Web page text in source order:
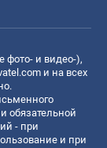
фото- и видео-),
и на всех
обязательной
- при
и при